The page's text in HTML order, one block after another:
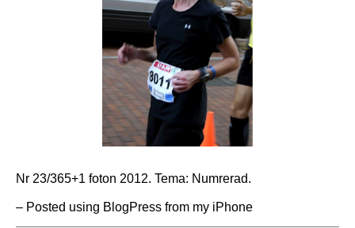
Nr 23/365+1 foton 2012. Tema: Numrerad.
– Posted using BlogPress from my iPhone